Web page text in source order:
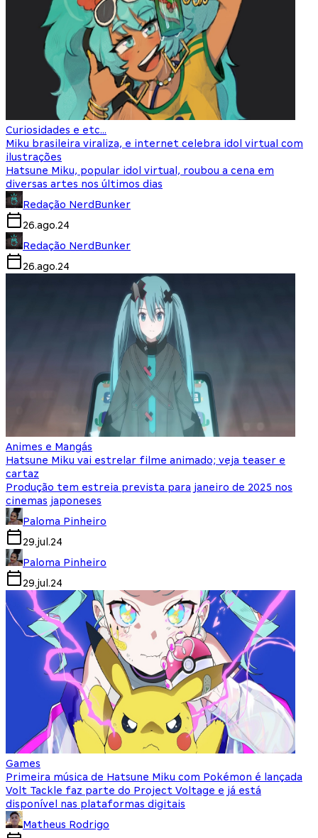
Curiosidades e etc...
Miku brasileira viraliza, e internet celebra idol virtual com
ilustrações
Hatsune Miku, popular idol virtual, roubou a cena em
diversas artes nos últimos dias
Redação NerdBunker
26.ago.24
Redação NerdBunker
26.ago.24
Animes e Mangás
Hatsune Miku vai estrelar filme animado; veja teaser e
cartaz
Produção tem estreia prevista para janeiro de 2025 nos
cinemas japoneses
Paloma Pinheiro
29.jul.24
Paloma Pinheiro
29.jul.24
Games
Primeira música de Hatsune Miku com Pokémon é lançada
Volt Tackle faz parte do Project Voltage e já está
disponível nas plataformas digitais
Matheus Rodrigo